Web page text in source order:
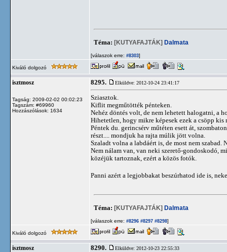
Téma: [KUTYAFAJTÁK] Dalmata
[válaszok erre: #8303]
Kiváló dolgozó
isztmosz
Tagság: 2009-02-02 00:02:23
Tagszám: #69960
Hozzászólások: 1634
8295. Elküldve: 2012-10-24 23:41:17
Sziasztok.
Kiflit megműtötték pénteken.
Nehéz döntés volt, de nem lehetett halogatni, a
Hihetetlen, hogy mikre képesek ezek a csöpp kis
Péntek du. gerincsérv műtéten esett át,
részt.... mondjuk ha rajta múlik jött volna.
Szaladt volna a labdáért is, de most nem
Nem nálam van, van neki szerető-gondoskodó,
közéjük tartoznak, ezért a közös fotók.
Panni azért a legjobbakat beszúrhatod ide is,
Téma: [KUTYAFAJTÁK] Dalmata
[válaszok erre: #8296 #8297 #8298]
Kiváló dolgozó
isztmosz 8290. Elküldve: 2012-10-23 22:55:33